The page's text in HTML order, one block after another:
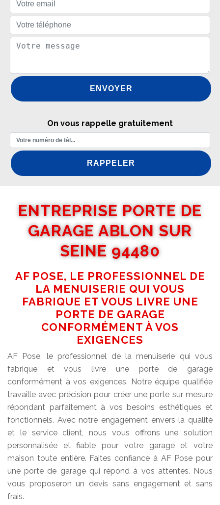
On vous rappelle gratuitement
ENTREPRISE PORTE DE
GARAGE ABLON SUR
SEINE 94480
AF POSE, LE PROFESSIONNEL DE
LA MENUISERIE QUI VOUS
FABRIQUE ET VOUS LIVRE UNE
PORTE DE GARAGE
CONFORMÉMENT À VOS
EXIGENCES
AF Pose, le professionnel de la menuiserie qui vous
fabrique et vous livre une porte de garage
conformément à vos exigences. Notre équipe qualifiée
travaille avec précision pour créer une porte sur mesure
répondant parfaitement à vos besoins esthétiques et
fonctionnels. Avec notre engagement envers la qualité
et le service client, nous vous offrons une solution
personnalisée et fiable pour votre garage et votre
maison toute entière. Faites confiance à AF Pose pour
une porte de garage qui répond à vos attentes. Nous
vous proposeron un devis sans engagement et sans
frais.